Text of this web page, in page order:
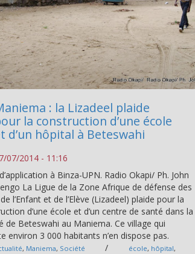
: la Lizadeel plaide
la construction d’une école
d’un hôpital à Beteswahi
07/2014 - 11:16
à Binza-UPN. Radio Okapi/ Ph. John
La Ligue de la Zone Afrique de défense des
l’Enfant et de l’Elève (Lizadeel) plaide pour la
d’une école et d’un centre de santé dans la
de Beteswahi au Maniema. Ce village qui
environ 3 000 habitants n’en dispose pas.
, Maniema, Société / école, hôpital,